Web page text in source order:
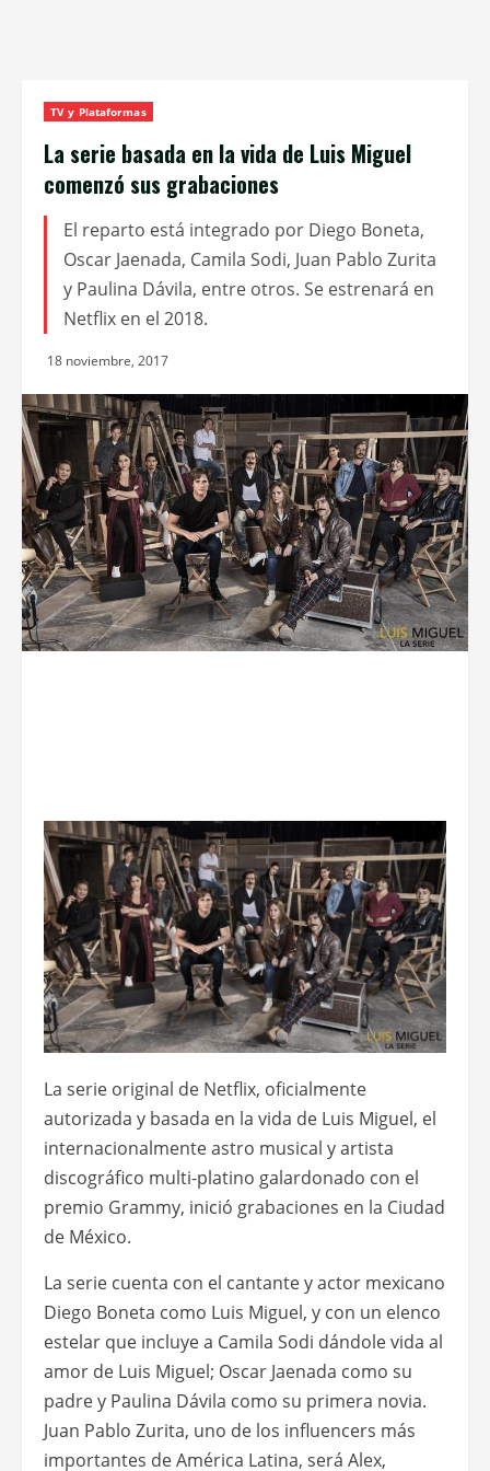
TV y Plataformas
La serie basada en la vida de Luis Miguel
comenzó sus grabaciones
El reparto está integrado por Diego Boneta,
Oscar Jaenada, Camila Sodi, Juan Pablo Zurita
y Paulina Dávila, entre otros. Se estrenará en
Netflix en el 2018.
18 noviembre, 2017
La serie original de Netflix, oficialmente
autorizada y basada en la vida de Luis Miguel, el
internacionalmente astro musical y artista
discográfico multi-platino galardonado con el
premio Grammy, inició grabaciones en la Ciudad
de México.
La serie cuenta con el cantante y actor mexicano
Diego Boneta como Luis Miguel, y con un elenco
estelar que incluye a Camila Sodi dándole vida al
amor de Luis Miguel; Oscar Jaenada como su
padre y Paulina Dávila como su primera novia.
Juan Pablo Zurita, uno de los influencers más
importantes de América Latina, será Alex,